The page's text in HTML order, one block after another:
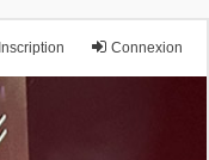
Connexion
Inscription